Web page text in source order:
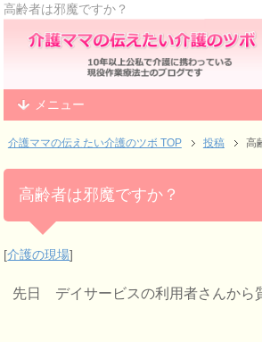
高齢者は邪魔ですか？
メニュー
介護ママの伝えたい介護のツボ TOP 投稿 高
高齢者は邪魔ですか？
[介護の現場]
先日 デイサービスの利用者さんから